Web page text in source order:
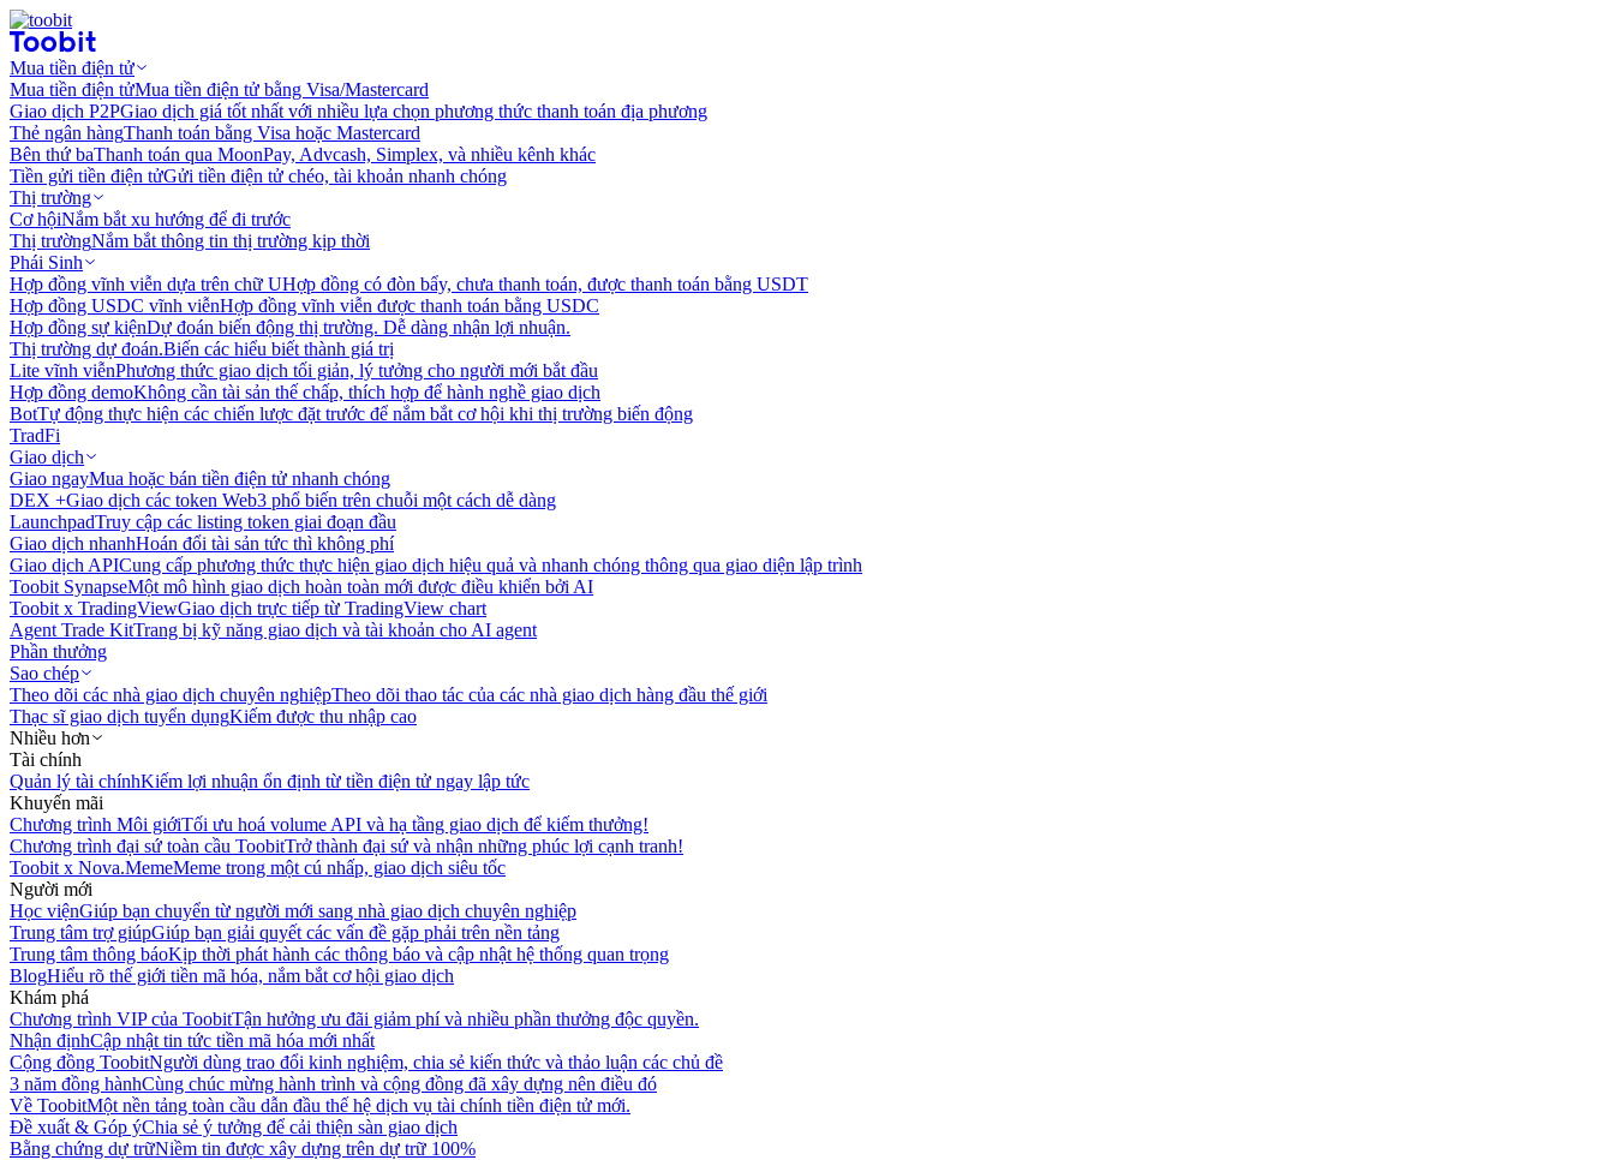
Mua tiền điện tử
Mua tiền điện tửMua tiền điện tử bằng Visa/Mastercard
Giao dịch P2PGiao dịch giá tốt nhất với nhiều lựa chọn phương thức thanh toán địa phương
Thẻ ngân hàngThanh toán bằng Visa hoặc Mastercard
Bên thứ baThanh toán qua MoonPay, Advcash, Simplex, và nhiều kênh khác
Tiền gửi tiền điện tửGửi tiền điện tử chéo, tài khoản nhanh chóng
Thị trường
Cơ hộiNắm bắt xu hướng để đi trước
Thị trườngNắm bắt thông tin thị trường kịp thời
Phái Sinh
Hợp đồng vĩnh viễn dựa trên chữ UHợp đồng có đòn bẩy, chưa thanh toán, được thanh toán bằng USDT
Hợp đồng USDC vĩnh viễnHợp đồng vĩnh viễn được thanh toán bằng USDC
Hợp đồng sự kiệnDự đoán biến động thị trường. Dễ dàng nhận lợi nhuận.
Thị trường dự đoán.Biến các hiểu biết thành giá trị
Lite vĩnh viễnPhương thức giao dịch tối giản, lý tưởng cho người mới bắt đầu
Hợp đồng demoKhông cần tài sản thế chấp, thích hợp để hành nghề giao dịch
BotTự động thực hiện các chiến lược đặt trước để nắm bắt cơ hội khi thị trường biến động
TradFi
Giao dịch
Giao ngayMua hoặc bán tiền điện tử nhanh chóng
DEX +Giao dịch các token Web3 phổ biến trên chuỗi một cách dễ dàng
LaunchpadTruy cập các listing token giai đoạn đầu
Giao dịch nhanhHoán đổi tài sản tức thì không phí
Giao dịch APICung cấp phương thức thực hiện giao dịch hiệu quả và nhanh chóng thông qua giao diện lập trình
Toobit SynapseMột mô hình giao dịch hoàn toàn mới được điều khiển bởi AI
Toobit x TradingViewGiao dịch trực tiếp từ TradingView chart
Agent Trade KitTrang bị kỹ năng giao dịch và tài khoản cho AI agent
Phần thưởng
Sao chép
Theo dõi các nhà giao dịch chuyên nghiệpTheo dõi thao tác của các nhà giao dịch hàng đầu thế giới
Thạc sĩ giao dịch tuyển dụngKiếm được thu nhập cao
Nhiều hơn
Tài chính
Quản lý tài chínhKiếm lợi nhuận ổn định từ tiền điện tử ngay lập tức
Khuyến mãi
Chương trình Môi giớiTối ưu hoá volume API và hạ tầng giao dịch để kiếm thưởng!
Chương trình đại sứ toàn cầu ToobitTrở thành đại sứ và nhận những phúc lợi cạnh tranh!
Toobit x Nova.MemeMeme trong một cú nhấp, giao dịch siêu tốc
Người mới
Học việnGiúp bạn chuyển từ người mới sang nhà giao dịch chuyên nghiệp
Trung tâm trợ giúpGiúp bạn giải quyết các vấn đề gặp phải trên nền tảng
Trung tâm thông báoKịp thời phát hành các thông báo và cập nhật hệ thống quan trọng
BlogHiểu rõ thế giới tiền mã hóa, nắm bắt cơ hội giao dịch
Khám phá
Chương trình VIP của ToobitTận hưởng ưu đãi giảm phí và nhiều phần thưởng độc quyền.
Nhận địnhCập nhật tin tức tiền mã hóa mới nhất
Cộng đồng ToobitNgười dùng trao đổi kinh nghiệm, chia sẻ kiến thức và thảo luận các chủ đề
3 năm đồng hànhCùng chúc mừng hành trình và cộng đồng đã xây dựng nên điều đó
Về ToobitMột nền tảng toàn cầu dẫn đầu thế hệ dịch vụ tài chính tiền điện tử mới.
Đề xuất & Góp ýChia sẻ ý tưởng để cải thiện sàn giao dịch
Bằng chứng dự trữNiềm tin được xây dựng trên dự trữ 100%